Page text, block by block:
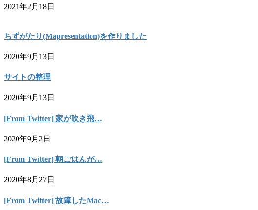
2021年2月18日
ちずがたり(Mapresentation)を作りました
2020年9月13日
サイトの整理
2020年9月13日
[From Twitter] 家が吹き飛…
2020年9月2日
[From Twitter] 朝ごはんが…
2020年8月27日
[From Twitter] 故障したMac…